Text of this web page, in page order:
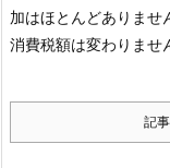
加はほとんどありませ
消費税額は変わりませ
記